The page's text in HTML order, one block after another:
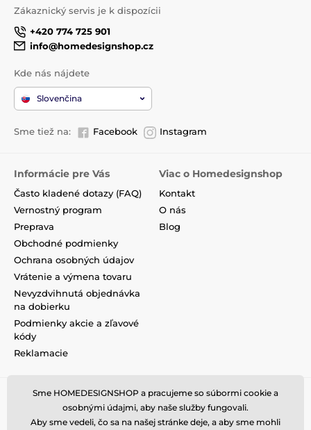
Zákaznický servis je k dispozícii
+420 774 725 901
info@homedesignshop.cz
Kde nás nájdete
Slovenčina
Sme tiež na: Facebook Instagram
Informácie pre Vás
Často kladené dotazy (FAQ)
Vernostný program
Preprava
Obchodné podmienky
Ochrana osobných údajov
Vrátenie a výmena tovaru
Nevyzdvihnutá objednávka
na dobierku
Podmienky akcie a zľavové
kódy
Reklamacie
Viac o Homedesignshop
Kontakt
O nás
Blog
Sme HOMEDESIGNSHOP a pracujeme so súbormi cookie a
osobnými údajmi, aby naše služby fungovali.
Aby sme vedeli, čo sa na našej stránke deje, a aby sme mohli